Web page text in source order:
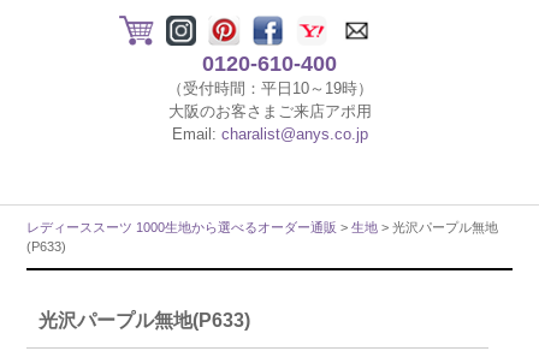
0120-610-400
（受付時間：平日10～19時）
大阪のお客さまご来店アポ用
Email: charalist@anys.co.jp
レディーススーツ 1000生地から選べるオーダー通販 >生地 > 光沢パープル無地
(P633)
光沢パープル無地(P633)